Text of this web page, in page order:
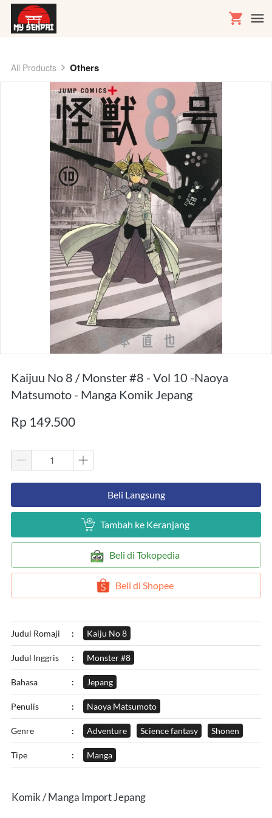
All Products Others
Kaijuu No 8 / Monster #8 - Vol 10 -Naoya
Matsumoto - Manga Komik Jepang
Rp 149.500
`Beli Langsung
` Tambah ke Keranjang
` Beli di Tokopedia
` Beli di Shopee
Judul Romaji : Kaiju No 8
Judul Inggris : Monster #8
Bahasa : Jepang
Penulis : Naoya Matsumoto
Genre : Adventure Science fantasy Shonen
Tipe : Manga
Komik / Manga Import Jepang